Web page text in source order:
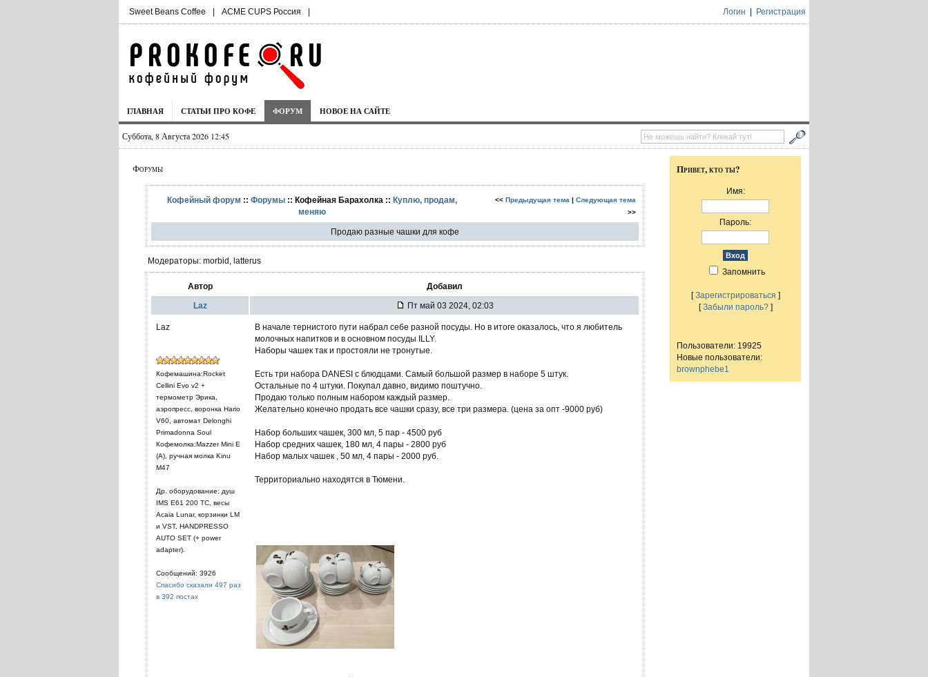
Sweet Beans Coffee | ACME CUPS Россия | Логин Регистрация
ГЛАВНАЯ СТАТЬИ ПРО КОФЕ ФОРУМ НОВОЕ НА САЙТЕ
Суббота, 8 Августа 2026 12:45
Форумы
Кофейный форум :: Форумы :: Кофейная Барахолка :: Куплю, продам,
меняю
<< Предыдущая тема | Следующая тема
>>
Продаю разные чашки для кофе
Модераторы: morbid, latterus
Автор Добавил
Laz Пт май 03 2024, 02:03
Laz
Кофемашина:Rocket
Cellini Evo v2 +
термометр Эрика,
аэропресс, воронка Hario
V60, автомат Delonghi
Primadonna Soul
Кофемолка:Mazzer Mini E
(A), ручная молка Kinu
M47
Др. оборудование: душ
IMS E61 200 TC, весы
Acaia Lunar, корзинки LM
и VST, HANDPRESSO
AUTO SET (+ power
adapter).
Сообщений: 3926
Спасибо сказали 497 раз
в 392 постах
В начале тернистого пути набрал себе разной посуды. Но в итоге оказалось, что я любитель
молочных напитков и в основном посуды ILLY.
Наборы чашек так и простояли не тронутые.
Есть три набора DANESI с блюдцами. Самый большой размер в наборе 5 штук.
Остальные по 4 штуки. Покупал давно, видимо поштучно.
Продаю только полным набором каждый размер.
Желательно конечно продать все чашки сразу, все три размера. (цена за опт -9000 руб)
Набор больших чашек, 300 мл, 5 пар - 4500 руб
Набор средних чашек, 180 мл, 4 пары - 2800 руб
Набор малых чашек , 50 мл, 4 пары - 2000 руб.
Территориально находятся в Тюмени.
Привет, кто ты?
Имя:
Пароль:
Запомнить
[Зарегистрироваться ]
[Забыли пароль?]
Пользователи: 19925
Новые пользователи:
brownphebe1